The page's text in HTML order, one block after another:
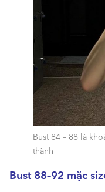
Bust 84 – 88 là
thành
Bust 88–92 mặc